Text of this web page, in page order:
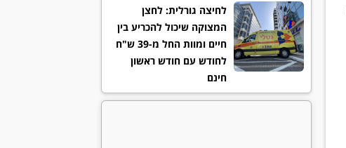
לחיצה גורלית: לחצן
המצוקה שיכול להכריע בין
חיים ומוות החל מ-39 ש"ח
לחודש עם חודש ראשון
חינם